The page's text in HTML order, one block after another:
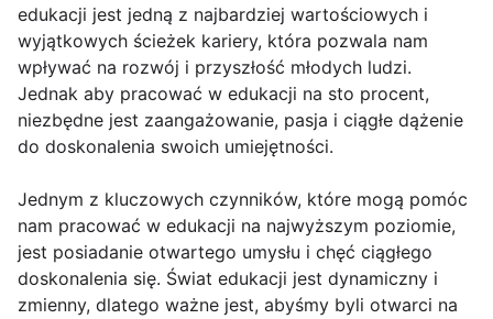
edukacji jest jedną z najbardziej wartościowych i
wyjątkowych ścieżek kariery, która pozwala nam
wpływać na rozwój i przyszłość młodych ludzi.
Jednak aby pracować w edukacji na sto procent,
niezbędne jest zaangażowanie, pasja i ciągłe dążenie
do doskonalenia swoich umiejętności.
Jednym z kluczowych czynników, które mogą pomóc
nam pracować w edukacji na najwyższym poziomie,
jest posiadanie otwartego umysłu i chęć ciągłego
doskonalenia się. Świat edukacji jest dynamiczny i
zmienny, dlatego ważne jest, abyśmy byli otwarci na